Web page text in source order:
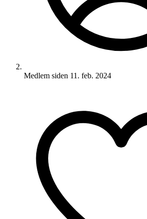
Medlem siden 11. feb. 2024